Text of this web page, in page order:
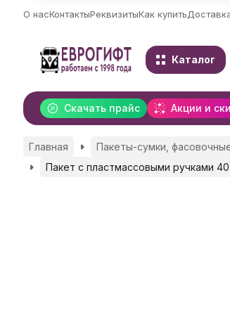
О насКонтактыРеквизитыКак купить
Каталог
Скачать прайс Акции и
Главная Пакеты-сумки,
Пакет с пластмассовыми ручками